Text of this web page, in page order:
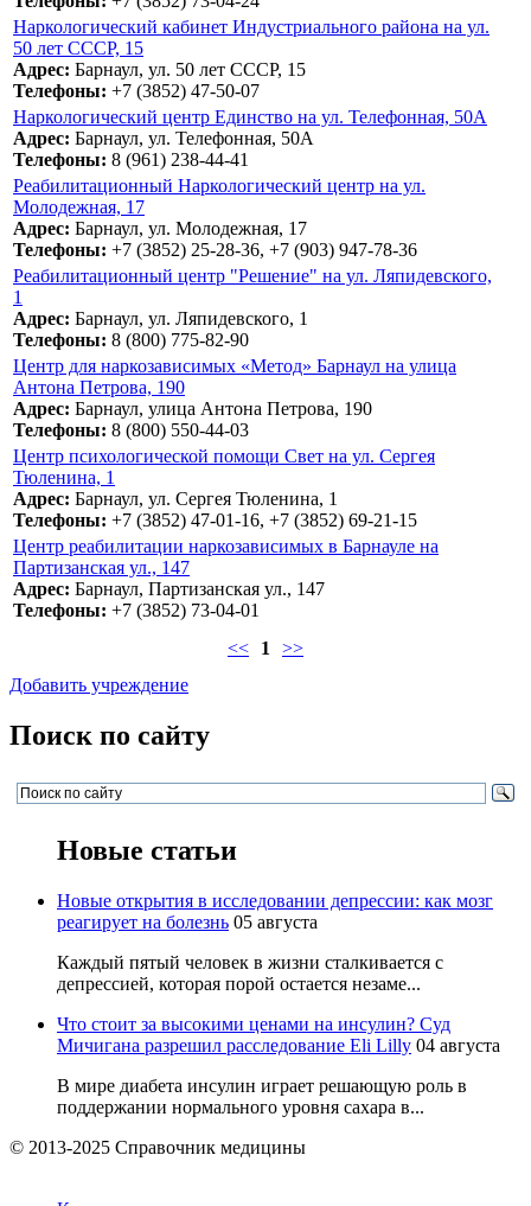
Наркологический кабинет Индустриального района на ул.
50 лет СССР, 15
Адрес: Барнаул, ул. 50 лет СССР, 15
Телефоны: +7 (3852) 47-50-07
Наркологический центр Единство на ул. Телефонная, 50А
Адрес: Барнаул, ул. Телефонная, 50А
Телефоны: 8 (961) 238-44-41
Реабилитационный Наркологический центр на ул.
Молодежная, 17
Адрес: Барнаул, ул. Молодежная, 17
Телефоны: +7 (3852) 25-28-36, +7 (903) 947-78-36
Реабилитационный центр "Решение" на ул. Ляпидевского,
1
Адрес: Барнаул, ул. Ляпидевского, 1
Телефоны: 8 (800) 775-82-90
Центр для наркозависимых «Метод» Барнаул на улица
Антона Петрова, 190
Адрес: Барнаул, улица Антона Петрова, 190
Телефоны: 8 (800) 550-44-03
Центр психологической помощи Свет на ул. Сергея
Тюленина, 1
Адрес: Барнаул, ул. Сергея Тюленина, 1
Телефоны: +7 (3852) 47-01-16, +7 (3852) 69-21-15
Центр реабилитации наркозависимых в Барнауле на
Партизанская ул., 147
Адрес: Барнаул, Партизанская ул., 147
Телефоны: +7 (3852) 73-04-01
<<
1 >>
Добавить учреждение
Поиск по сайту
Новые статьи
Новые открытия в исследовании депрессии: как мозг
реагирует на болезнь 05 августа
Каждый пятый человек в жизни сталкивается с
депрессией, которая порой остается незаме...
Что стоит за высокими ценами на инсулин? Суд
Мичигана разрешил расследование Eli Lilly 04 августа
В мире диабета инсулин играет решающую роль в
поддержании нормального уровня сахара в...
© 2013-2025 Справочник медицины